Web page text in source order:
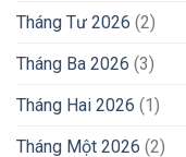
Tháng Tư 2026 (2)
Tháng Ba 2026 (3)
Tháng Hai 2026 (1)
Tháng Một 2026 (2)